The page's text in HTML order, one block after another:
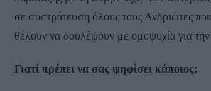
σε συστράτευση όλους τους Ανδριώτες
θέλουν να δουλέψουν με ομοψυχία για
Γιατί πρέπει να σας ψηφίσει κάποιος;